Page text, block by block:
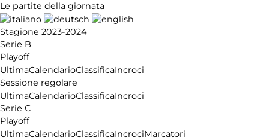
Le partite della giornata
Stagione 2023-2024
Serie B
Playoff
UltimaCalendarioClassificaIncroci
Sessione regolare
UltimaCalendarioClassificaIncroci
Serie C
Playoff
UltimaCalendarioClassificaIncrociMarcatori